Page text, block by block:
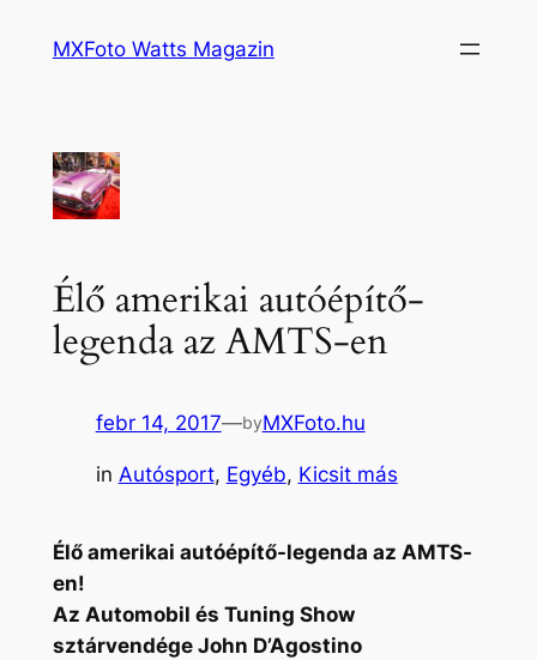
MXFoto Watts Magazin
Élő amerikai autóépítő-
legenda az AMTS-en
febr 14, 2017—byMXFoto.hu
in Autósport, Egyéb, Kicsit más
Élő amerikai autóépítő-legenda az AMTS-
en!
Az Automobil és Tuning Show
sztárvendége John D’Agostino